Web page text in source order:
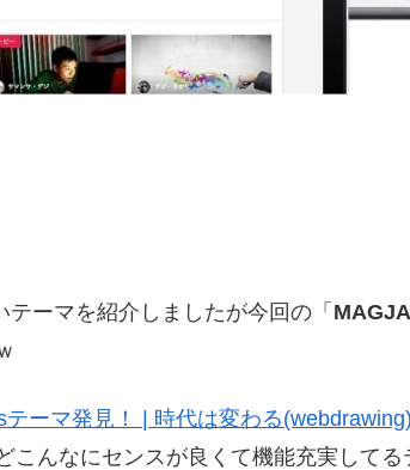
テーマを紹介しましたが今回の「
ーマ発見！ | 時代は変わる(webdrawing)
こんなにセンスが良くて機能充実して